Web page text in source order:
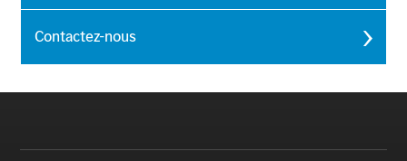
Contactez-nous